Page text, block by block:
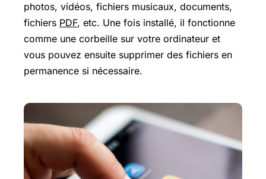
photos, vidéos, fichiers musicaux, documents,
fichiers PDF, etc. Une fois installé, il fonctionne
comme une corbeille sur votre ordinateur et
vous pouvez ensuite supprimer des fichiers en
permanence si nécessaire.